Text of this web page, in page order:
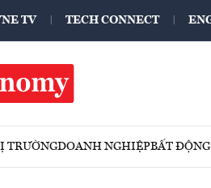
TV TECH CONNECT
TRƯỜNGDOANH NGHIỆPBẤT ĐỘNG